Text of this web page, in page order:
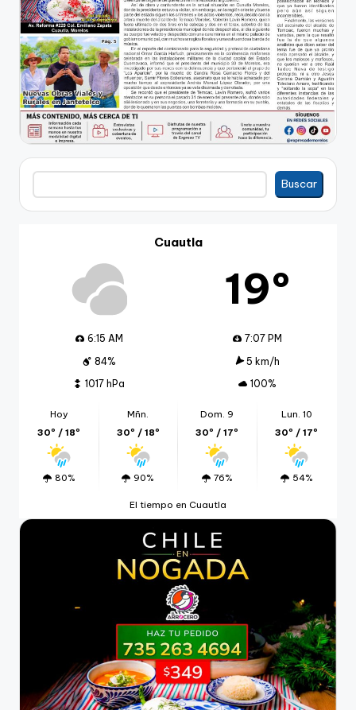
Buscar
Buscar
Cuautla
19º
6:15 AM
7:07 PM
84%
5 km/h
1017 hPa
100%
Hoy
30º / 18º
80%
Mñn.
30º / 18º
90%
Dom. 9
30º / 17º
76%
Lun. 10
30º / 17º
54%
El tiempo en Cuautla